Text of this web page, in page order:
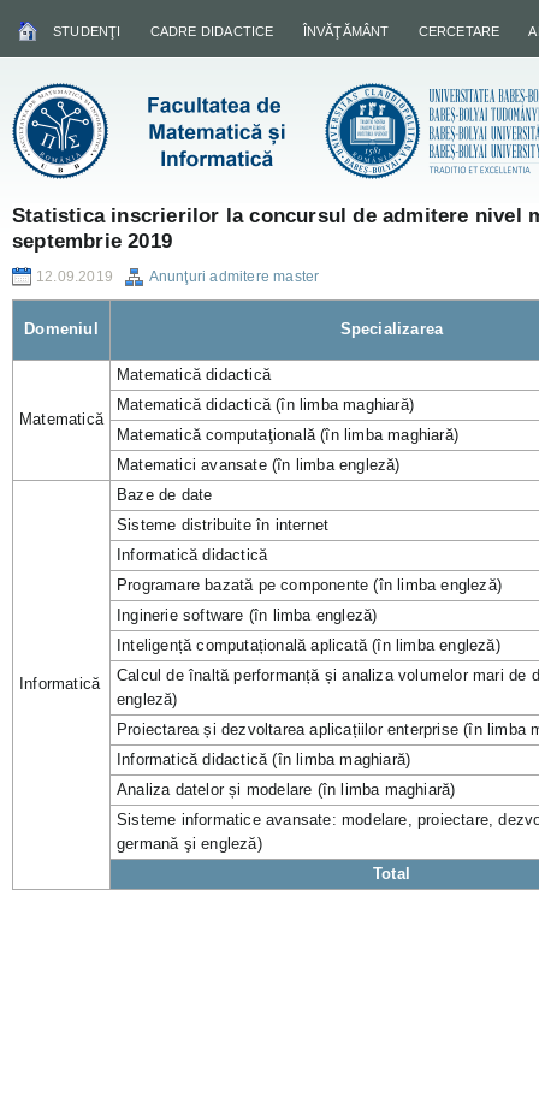
STUDENŢI CADRE DIDACTICE ÎNVĂŢĂMÂNT CERCETARE
Statistica inscrierilor la concursul de admitere nivel
septembrie 2019
12.09.2019 Anunţuri admitere master
Domeniul Specializarea
Matematică
Matematică didactică
Matematică didactică (în limba maghiară)
Matematică computaţională (în limba maghiară)
Matematici avansate (în limba engleză)
Informatică
Baze de date
Sisteme distribuite în internet
Informatică didactică
Programare bazată pe componente (în limba engleză)
Inginerie software (în limba engleză)
Inteligență computațională aplicată (în limba engleză)
Calcul de înaltă performanță și analiza volumelor mari de
engleză)
Proiectarea și dezvoltarea aplicațiilor enterprise (în limba
Informatică didactică (în limba maghiară)
Analiza datelor și modelare (în limba maghiară)
Sisteme informatice avansate: modelare, proiectare,
germană şi engleză)
Total